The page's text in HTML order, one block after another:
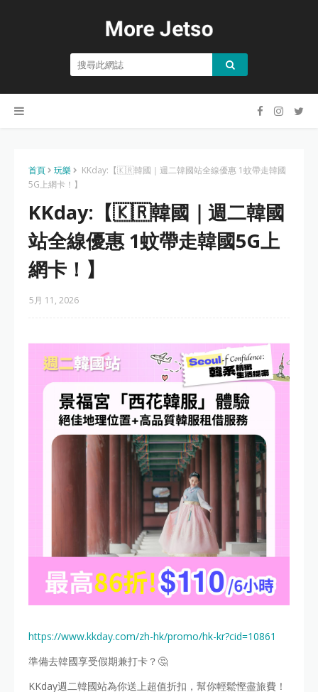
首頁 玩樂
KKday:【🇰🇷韓國｜週二韓國站全線優惠 1蚊帶走韓國
5G上網卡！】
KKday:【🇰🇷韓國｜週二韓國
站全線優惠 1蚊帶走韓國5G上
網卡！】
5月 11, 2026
https://www.kkday.com/zh-hk/promo/hk-kr?cid=10861
準備去韓國享受假期兼打卡？🤔
KKday週二韓國站為你送上超值折扣，幫你輕鬆慳盡旅費！